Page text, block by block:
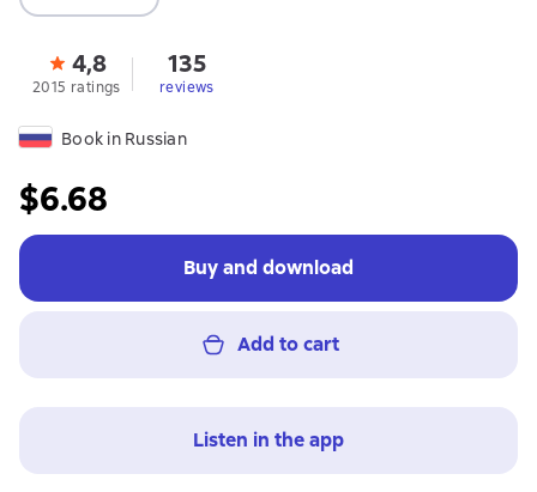
4,8
2015 ratings
135
reviews
Book in Russian
$6.68
Buy and download
Add to cart
Listen in the app